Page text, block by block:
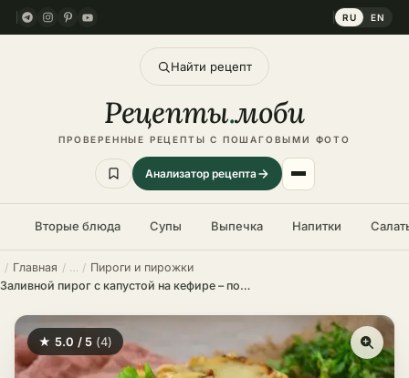
RU EN
Найти рецепт
Рецепты.моби
ПРОВЕРЕННЫЕ РЕЦЕПТЫ С ПОШАГОВЫМИ ФОТО
Анализатор рецепта
Вторые блюда Супы Выпечка Напитки
Главная
Пироги и пирожки
Заливной пирог с капустой на кефире – пошаговый рецепт в домашних условиях
★ 5.0 / 5 (4)